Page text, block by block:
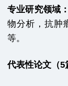
专业研究领域
物分析，抗肿
等。
代表性论文（5